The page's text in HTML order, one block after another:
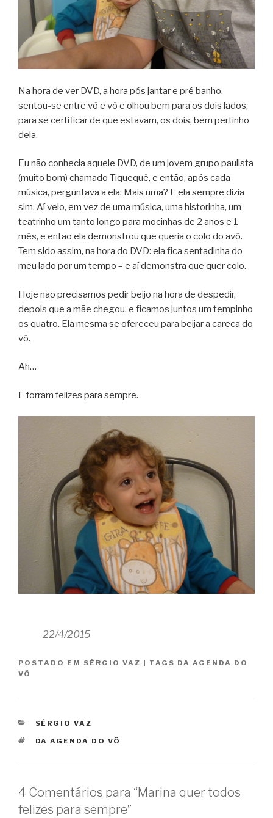
Na hora de ver DVD, a hora pós jantar e pré banho,
sentou-se entre vó e vô e olhou bem para os dois lados,
para se certificar de que estavam, os dois, bem pertinho
dela.
Eu não conhecia aquele DVD, de um jovem grupo paulista
(muito bom) chamado Tiquequê, e então, após cada
música, perguntava a ela: Mais uma? E ela sempre dizia
sim. Aí veio, em vez de uma música, uma historinha, um
teatrinho um tanto longo para mocinhas de 2 anos e 1
mês, e então ela demonstrou que queria o colo do avô.
Tem sido assim, na hora do DVD: ela fica sentadinha do
meu lado por um tempo – e aí demonstra que quer colo.
Hoje não precisamos pedir beijo na hora de despedir,
depois que a mãe chegou, e ficamos juntos um tempinho
os quatro. Ela mesma se ofereceu para beijar a careca do
vô.
Ah…
E forram felizes para sempre.
22/4/2015
POSTADO EM SÉRGIO VAZ | TAGS DA AGENDA DO
VÔ
CATEGORIAS
SÉRGIO VAZ
TAGS
DA AGENDA DO VÔ
4 Comentários para “Marina quer todos
felizes para sempre”